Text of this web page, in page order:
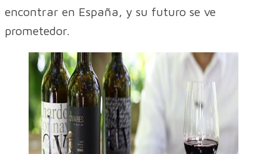
encontrar en España, y su futuro se ve
prometedor.